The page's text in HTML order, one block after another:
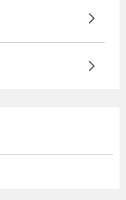

